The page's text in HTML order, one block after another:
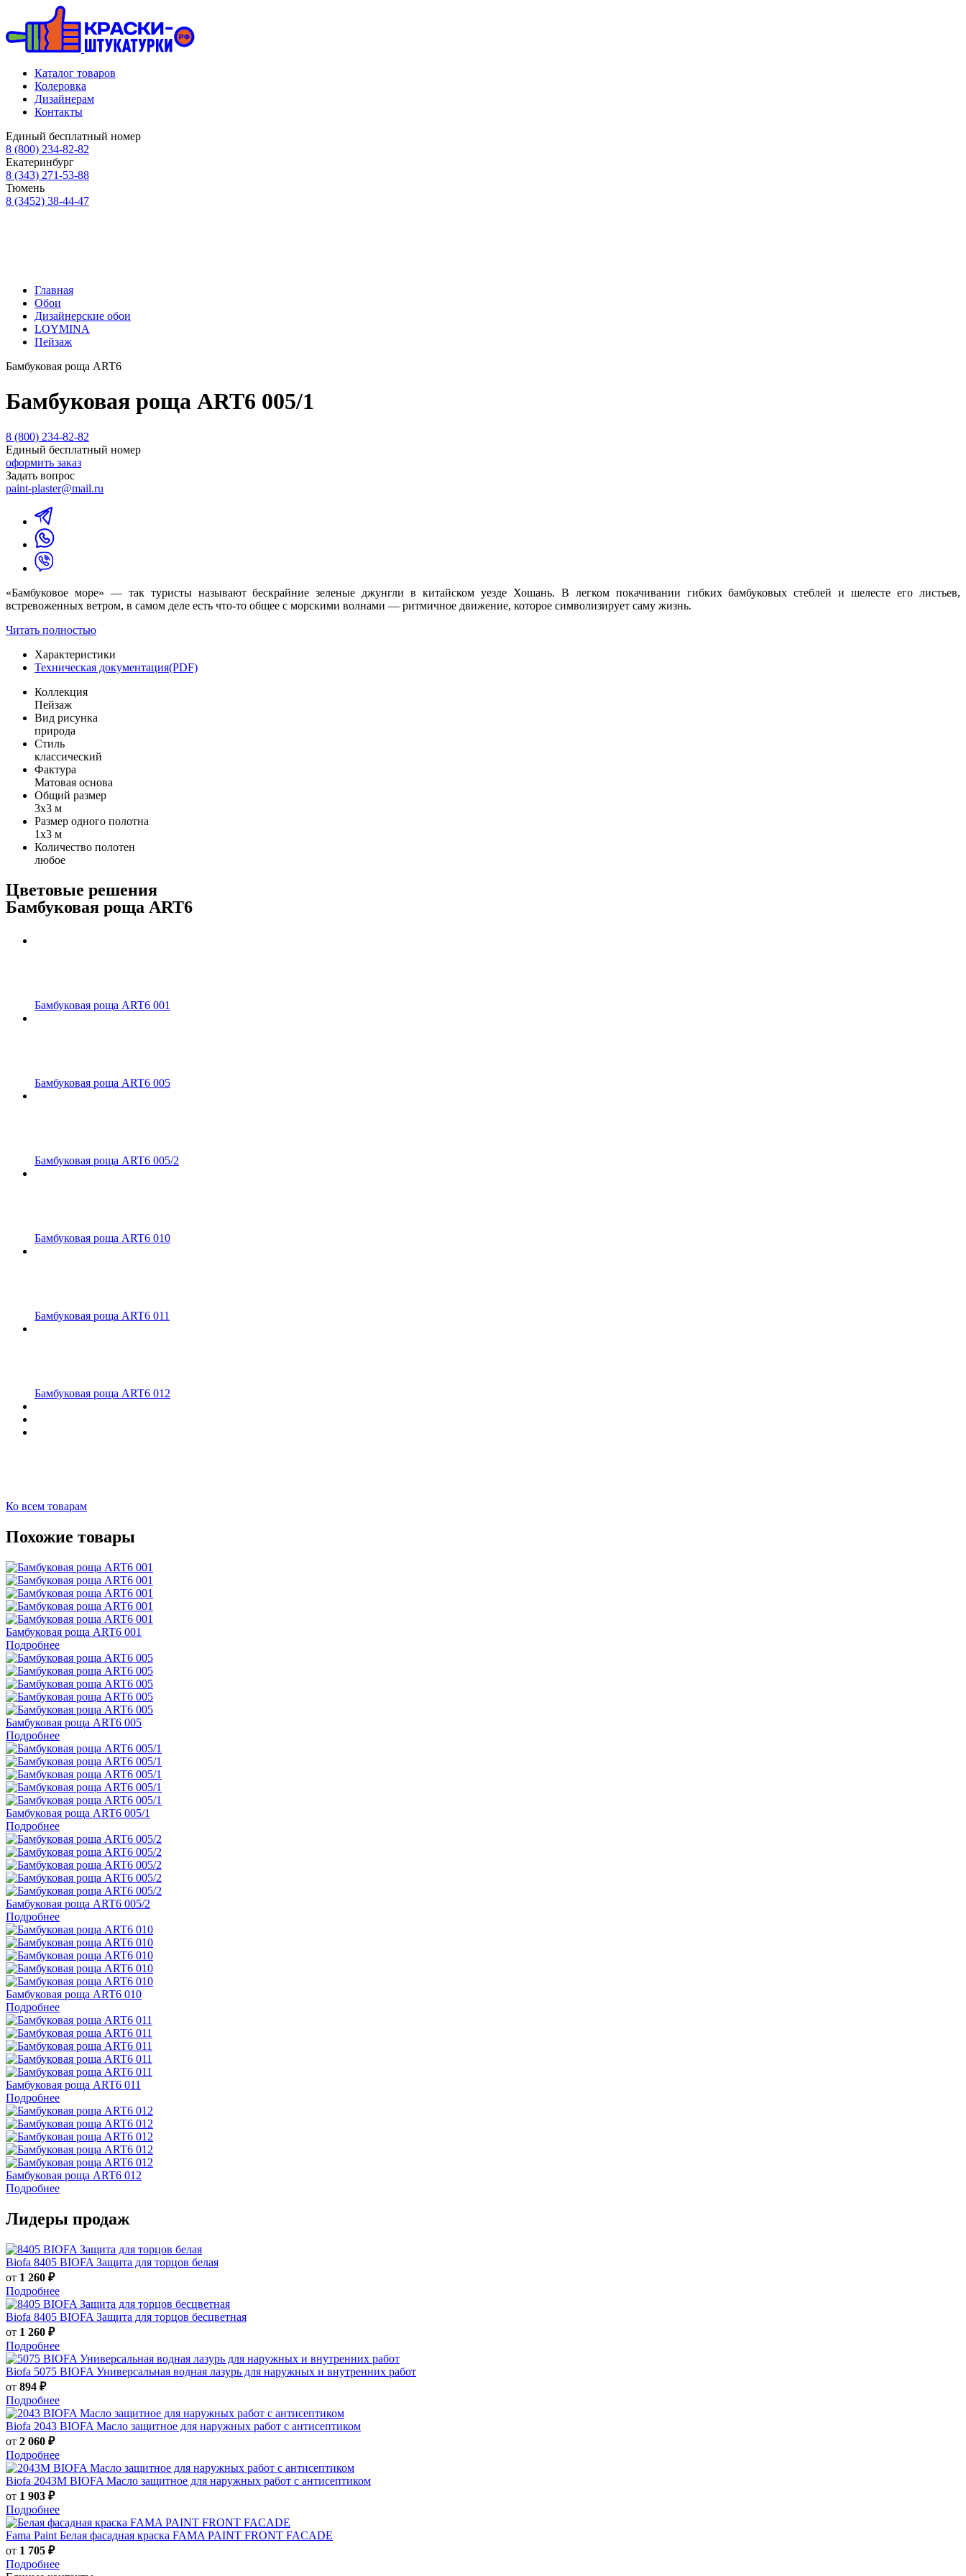
Каталог товаров
Колеровка
Дизайнерам
Контакты
Единый бесплатный номер
8 (800) 234-82-82
Екатеринбург
8 (343) 271-53-88
Тюмень
8 (3452) 38-44-47
Главная
Обои
Дизайнерские обои
LOYMINA
Пейзаж
Бамбуковая роща ART6
Бамбуковая роща ART6 005/1
8 (800) 234-82-82
Единый бесплатный номер
оформить заказ
Задать вопрос
paint-plaster@mail.ru
«Бамбуковое море» — так туристы называют бескрайние зеленые джунгли в китайском уезде Хошань. В легком покачивании гибких бамбуковых стеблей и шелесте его листьев,
встревоженных ветром, в самом деле есть что-то общее с морскими волнами — ритмичное движение, которое символизирует саму жизнь.
Читать полностью
Характеристики
Техническая документация(PDF)
Коллекция
Пейзаж
Вид рисунка
природа
Стиль
классический
Фактура
Матовая основа
Общий размер
3x3 м
Размер одного полотна
1x3 м
Количество полотен
любое
Цветовые решения
Бамбуковая роща ART6
Бамбуковая роща ART6 001
Бамбуковая роща ART6 005
Бамбуковая роща ART6 005/2
Бамбуковая роща ART6 010
Бамбуковая роща ART6 011
Бамбуковая роща ART6 012
Ко всем товарам
Похожие товары
Бамбуковая роща ART6 001
Подробнее
Бамбуковая роща ART6 005
Подробнее
Бамбуковая роща ART6 005/1
Подробнее
Бамбуковая роща ART6 005/2
Подробнее
Бамбуковая роща ART6 010
Подробнее
Бамбуковая роща ART6 011
Подробнее
Бамбуковая роща ART6 012
Подробнее
Лидеры продаж
Biofa 8405 BIOFA Защита для торцов белая
от 1 260 ₽
Подробнее
Biofa 8405 BIOFA Защита для торцов бесцветная
от 1 260 ₽
Подробнее
Biofa 5075 BIOFA Универсальная водная лазурь для наружных и внутренних работ
от 894 ₽
Подробнее
Biofa 2043 BIOFA Масло защитное для наружных работ с антисептиком
от 2 060 ₽
Подробнее
Biofa 2043M BIOFA Масло защитное для наружных работ с антисептиком
от 1 903 ₽
Подробнее
Fama Paint Белая фасадная краска FAMA PAINT FRONT FACADE
от 1 705 ₽
Подробнее